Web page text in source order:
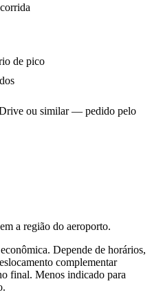
de pico
ou similar — pedido pelo
a região do aeroporto.
Depende de horários,
complementar
final. Menos indicado para